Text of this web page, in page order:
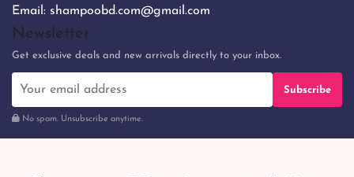
Email: shampoobd.com@gmail.com
Newsletter
Get exclusive deals and new arrivals directly to your inbox.
Subscribe
No spam. Unsubscribe anytime.